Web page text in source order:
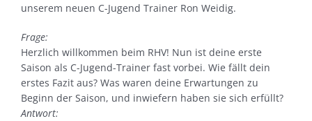
unserem neuen C-Jugend Trainer Ron Weidig.
Frage:
Herzlich willkommen beim RHV! Nun ist deine erste
Saison als C-Jugend-Trainer fast vorbei. Wie fällt dein
erstes Fazit aus? Was waren deine Erwartungen zu
Beginn der Saison, und inwiefern haben sie sich erfüllt?
Antwort: